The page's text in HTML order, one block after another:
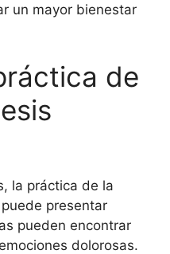
un mayor bienestar
de
la práctica de la
presentar
pueden encontrar
dolorosas.